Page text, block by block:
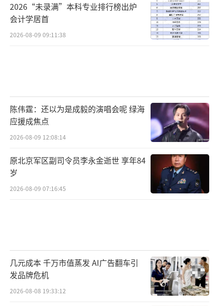
2026“未录满”本科专业排行榜出炉
会计学居首
2026-08-09 09:11:38
陈伟霆：还以为是成毅的演唱会呢 绿海
应援成焦点
2026-08-09 12:08:14
原北京军区副司令员李永金逝世 享年84
岁
2026-08-09 07:16:45
几元成本 千万市值蒸发 AI广告翻车引
发品牌危机
2026-08-08 19:33:12